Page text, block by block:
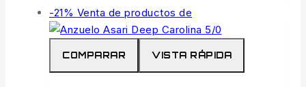
-21% Venta de productos de
COMPARAR VISTA RÁPIDA